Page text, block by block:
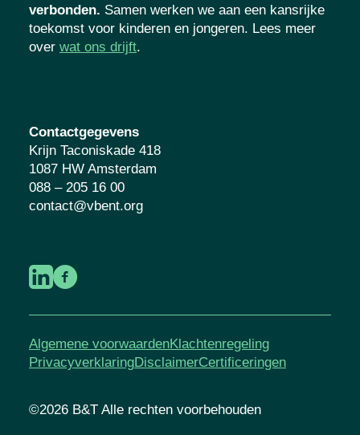
verbonden. Samen werken we aan een kansrijke
toekomst voor kinderen en jongeren. Lees meer
over wat ons drijft.
Contactgegevens
Krijn Taconiskade 418
1087 HW Amsterdam
088 – 205 16 00
contact@vbent.org
Algemene voorwaardenKlachtenregeling
PrivacyverklaringDisclaimerCertificeringen
©2026 B&T Alle rechten voorbehouden